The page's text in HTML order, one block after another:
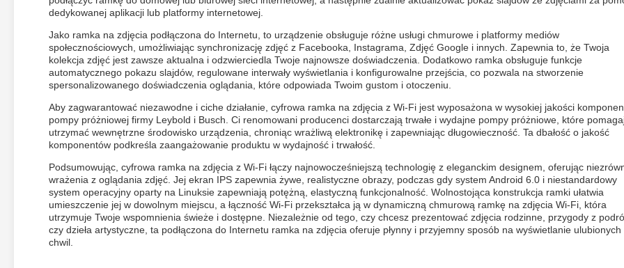
dedykowanej aplikacji lub platformy internetowej.
Jako ramka na zdjęcia podłączona do Internetu, to urządzenie obsługuje różne usługi chmurowe i platformy mediów
społecznościowych, umożliwiając synchronizację zdjęć z Facebooka, Instagrama, Zdjęć Google i innych. Zapewnia to, że Twoja
kolekcja zdjęć jest zawsze aktualna i odzwierciedla Twoje najnowsze doświadczenia. Dodatkowo ramka obsługuje funkcje
automatycznego pokazu slajdów, regulowane interwały wyświetlania i konfigurowalne przejścia, co pozwala na stworzenie
spersonalizowanego doświadczenia oglądania, które odpowiada Twoim gustom i otoczeniu.
Aby zagwarantować niezawodne i ciche działanie, cyfrowa ramka na zdjęcia z Wi-Fi jest wyposażona w wysokiej jakości
pompy próżniowej firmy Leybold i Busch. Ci renomowani producenci dostarczają trwałe i wydajne pompy próżniowe, które
utrzymać wewnętrzne środowisko urządzenia, chroniąc wrażliwą elektronikę i zapewniając długowieczność. Ta dbałość o jakość
komponentów podkreśla zaangażowanie produktu w wydajność i trwałość.
Podsumowując, cyfrowa ramka na zdjęcia z Wi-Fi łączy najnowocześniejszą technologię z eleganckim designem, oferując
wrażenia z oglądania zdjęć. Jej ekran IPS zapewnia żywe, realistyczne obrazy, podczas gdy system Android 6.0 i niestandardowy
system operacyjny oparty na Linuksie zapewniają potężną, elastyczną funkcjonalność. Wolnostojąca konstrukcja ramki ułatwia
umieszczenie jej w dowolnym miejscu, a łączność Wi-Fi przekształca ją w dynamiczną chmurową ramkę na zdjęcia Wi-Fi, która
utrzymuje Twoje wspomnienia świeże i dostępne. Niezależnie od tego, czy chcesz prezentować zdjęcia rodzinne, przygody z
czy dzieła artystyczne, ta podłączona do Internetu ramka na zdjęcia oferuje płynny i przyjemny sposób na wyświetlanie ulubionych
chwil.